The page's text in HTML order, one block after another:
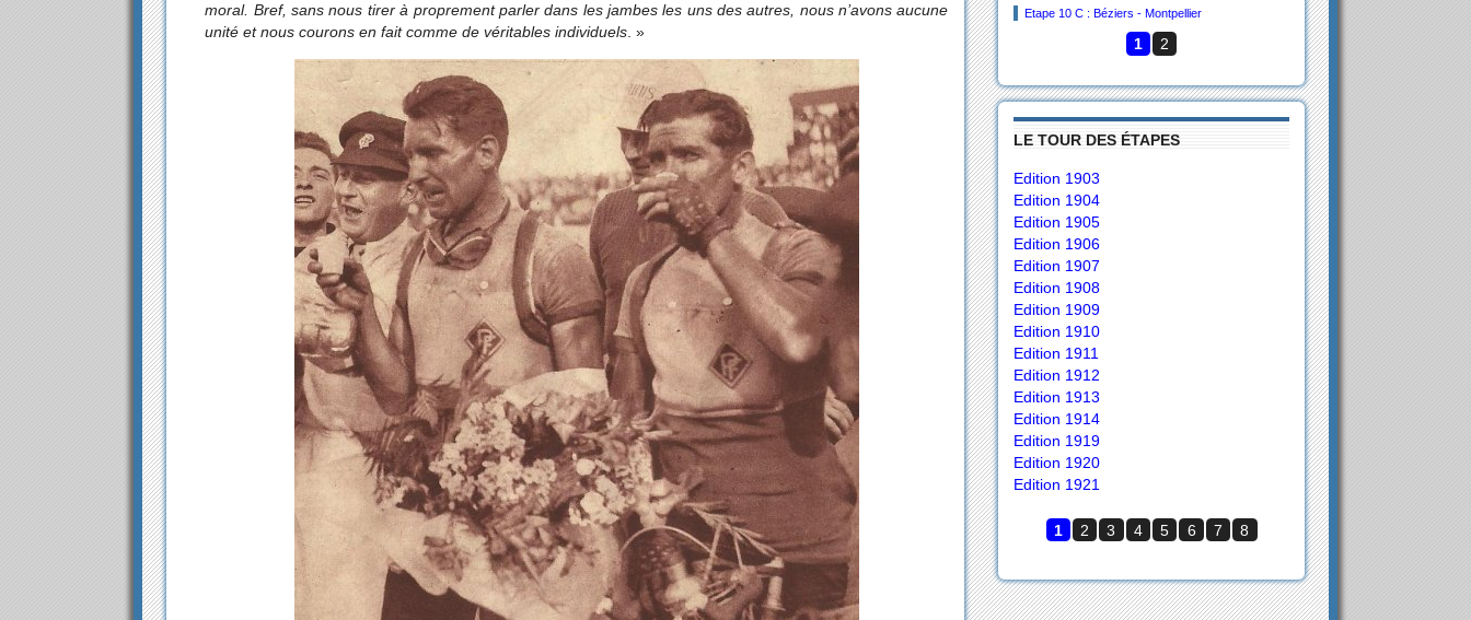
Etape 10 C : Béziers - Montpellier
1 2
LE TOUR DES ÉTAPES
Edition 1903
Edition 1904
Edition 1905
Edition 1906
Edition 1907
Edition 1908
Edition 1909
Edition 1910
Edition 1911
Edition 1912
Edition 1913
Edition 1914
Edition 1919
Edition 1920
Edition 1921
1 2 3 4 5 6 7 8
moral. Bref, sans nous tirer à proprement parler dans les jambes les uns des autres, nous n’avons aucune
unité et nous courons en fait comme de véritables individuels. »